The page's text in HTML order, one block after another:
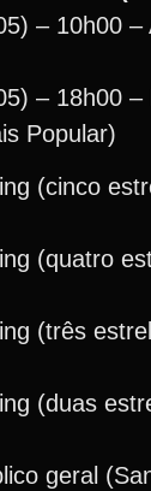
– 10h00 –
– 18h00 –
Popular)
(cinco
(quatro
(três
(duas
geral